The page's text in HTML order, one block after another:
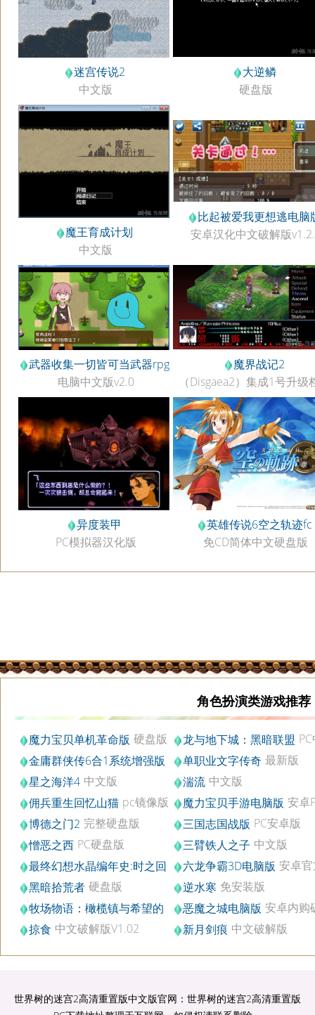
迷宫传说2
中文版
大逆鳞
硬盘版
魔王育成计划
中文版
比起被爱我更想逃电脑
安卓汉化中文破解版
武器收集一切皆可当武器rpg
电脑中文版v2.0
魔界战记2
（Disgaea2）集成1号升级
汉化版
异度装甲
PC模拟器汉化版
英雄传说6空之轨迹fc
免CD简体中文硬盘版
角色扮演类游戏推荐
魔力宝贝单机革命版 硬盘版
v1.90
龙与地下城：黑暗联盟
集成血战回声DLC
金庸群侠传6合1系统增强版
PC中文版
单职业文字传奇 最新版
2021.08.09
星之海洋4 中文版 湍流 中文版
佣兵重生回忆山猫 pc镜像版 魔力宝贝手游电脑版 安卓
v6.0.0
博德之门2 完整硬盘版 三国志国战版 PC安卓版
憎恶之西 PC硬盘版
v1.11.11.11.1
三臂铁人之子 中文版
最终幻想水晶编年史:时之回
声 汉化版
六龙争霸3D电脑版 安卓
v1.1.41
黑暗拾荒者 硬盘版 逆水寒 免安装版
牧场物语：橄榄镇与希望的
大地 PC中文版
恶魔之城电脑版 安卓内购
v1.7
掠食 中文破解版V1.02 新月剑痕 中文破解版
世界树的迷宫2高清重置版中文版官网：世界树的迷宫2高清重置版